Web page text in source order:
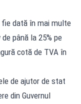
fie dată în mai multe
până la 25% pe
cotă de TVA în
de ajutor de stat
din Guvernul